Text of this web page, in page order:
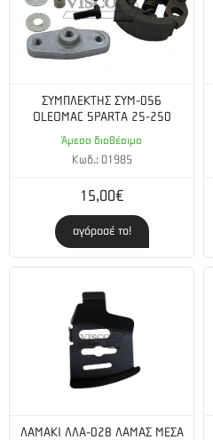
ΣΥΜΠΛΕΚΤΗΣ ΣΥΜ-056
OLEOMAC SPARTA 25-250
Άμεσα διαθέσιμο
Κωδ.: 01985
15,00€
αγόρασέ το!
ΛΑΜΑΚΙ ΛΛΑ-028 ΛΑΜΑΣ ΜΕΣΑ